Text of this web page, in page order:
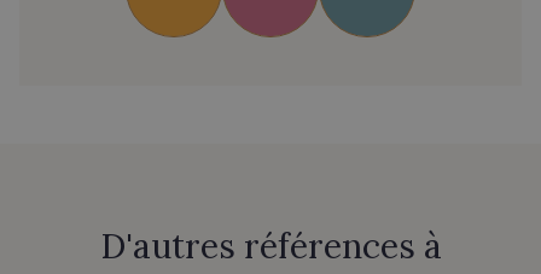
D'autres références à